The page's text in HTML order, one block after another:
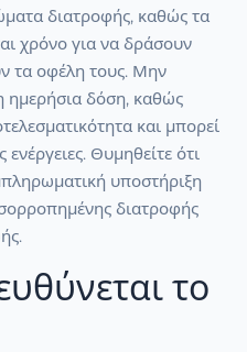
διατροφής, καθώς τα
χρόνο για να δράσουν
τα οφέλη τους. Μην
ημερήσια δόση, καθώς
και μπορεί
Θυμηθείτε ότι
υποστήριξη
διατροφής
το